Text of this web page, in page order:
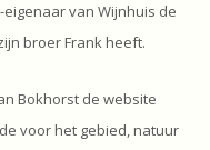
van Wijnhuis de
broer Frank heeft.
Bokhorst de website
voor het gebied, natuur